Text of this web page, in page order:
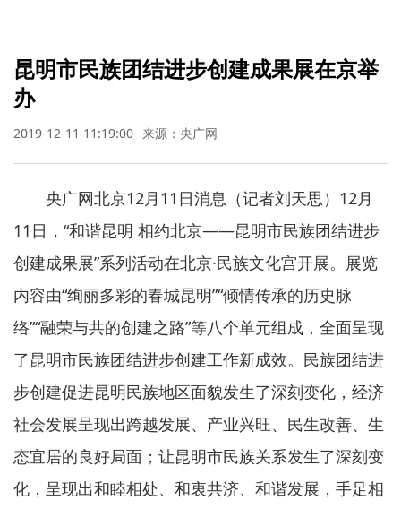
昆明市民族团结进步创建成果展在京举
办
2019-12-11 11:19:00 来源：央广网
央广网北京12月11日消息（记者刘天思）12月
11日，“和谐昆明 相约北京——昆明市民族团结进步
创建成果展”系列活动在北京·民族文化宫开展。展览
内容由“绚丽多彩的春城昆明”“倾情传承的历史脉
络”“融荣与共的创建之路”等八个单元组成，全面呈现
了昆明市民族团结进步创建工作新成效。民族团结进
步创建促进昆明民族地区面貌发生了深刻变化，经济
社会发展呈现出跨越发展、产业兴旺、民生改善、生
态宜居的良好局面；让昆明市民族关系发生了深刻变
化，呈现出和睦相处、和衷共济、和谐发展，手足相